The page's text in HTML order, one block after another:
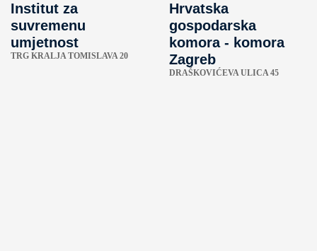
Institut za
suvremenu
umjetnost
TRG KRALJA TOMISLAVA 20
Hrvatska
gospodarska
komora - komora
Zagreb
DRAŠKOVIĆEVA ULICA 45